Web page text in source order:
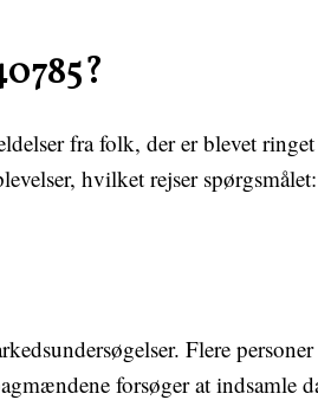
fra folk, der er blevet
hvilket rejser spørgsmålet:
Flere personer
forsøger at indsamle